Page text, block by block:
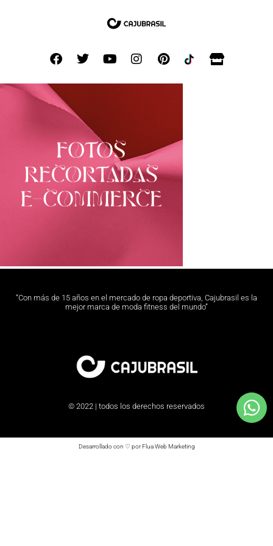
“Con más de 15 años en el mercado de ropa deportiva, Cajubrasil es la
mejor marca de moda fitness del mundo”
© 2022 | todos los derechos reservados
Desarrollado con ♡ por Flua Web Marketing